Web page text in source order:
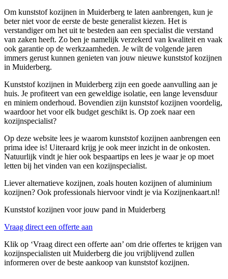
Om kunststof kozijnen in Muiderberg te laten aanbrengen, kun je
beter niet voor de eerste de beste generalist kiezen. Het is
verstandiger om het uit te besteden aan een specialist die verstand
van zaken heeft. Zo ben je namelijk verzekerd van kwaliteit en vaak
ook garantie op de werkzaamheden. Je wilt de volgende jaren
immers gerust kunnen genieten van jouw nieuwe kunststof kozijnen
in Muiderberg.
Kunststof kozijnen in Muiderberg zijn een goede aanvulling aan je
huis. Je profiteert van een geweldige isolatie, een lange levensduur
en miniem onderhoud. Bovendien zijn kunststof kozijnen voordelig,
waardoor het voor elk budget geschikt is. Op zoek naar een
kozijnspecialist?
Op deze website lees je waarom kunststof kozijnen aanbrengen een
prima idee is! Uiteraard krijg je ook meer inzicht in de onkosten.
Natuurlijk vindt je hier ook bespaartips en lees je waar je op moet
letten bij het vinden van een kozijnspecialist.
Liever alternatieve kozijnen, zoals houten kozijnen of aluminium
kozijnen? Ook professionals hiervoor vindt je via Kozijnenkaart.nl!
Kunststof kozijnen voor jouw pand in Muiderberg
Vraag direct een offerte aan
Klik op ‘Vraag direct een offerte aan’ om drie offertes te krijgen van
kozijnspecialisten uit Muiderberg die jou vrijblijvend zullen
informeren over de beste aankoop van kunststof kozijnen.